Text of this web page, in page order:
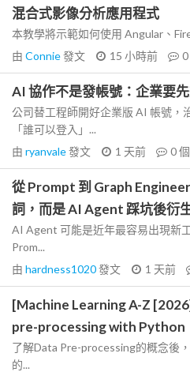
混合式影像分析應用程式
本教學將示範如何使用 Angular、
由 Connie發文 15 小時前 0
AI 協作不是發帳號：企業要
公司替工程師開好企業版 AI 帳號，
「誰可以登入」...
由 ryanvale發文 1 天前 0
從 Prompt 到 Graph
詞，而是 AI Agent 踩坑後衍
AI Agent 可能是近年最容易出現新
Prom...
由 hardness1020發文 1 天前
[Machine Learning A-Z
pre-processing with Python
了解Data Pre-processing的概念後
的...